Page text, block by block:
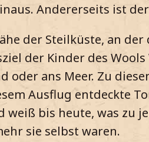
Andererseits ist
der Steilküste, an
der Kinder des
oder ans Meer. Zu
Ausflug entdeckte
weiß bis heute, was zu
sie selbst waren.